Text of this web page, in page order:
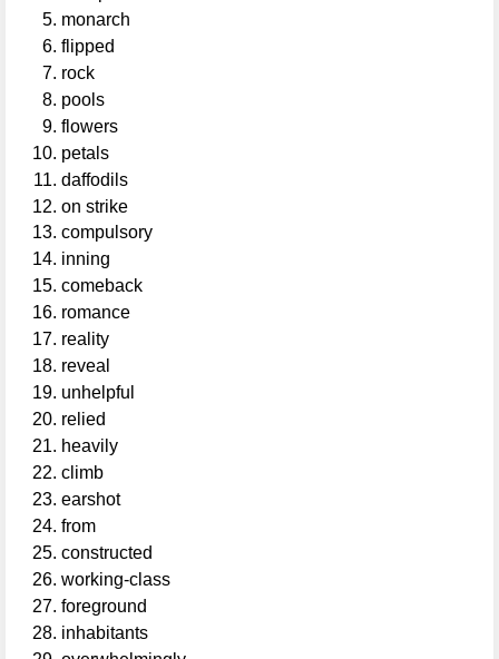
monarch
flipped
rock
pools
flowers
petals
daffodils
on strike
compulsory
inning
comeback
romance
reality
reveal
unhelpful
relied
heavily
climb
earshot
from
constructed
working-class
foreground
inhabitants